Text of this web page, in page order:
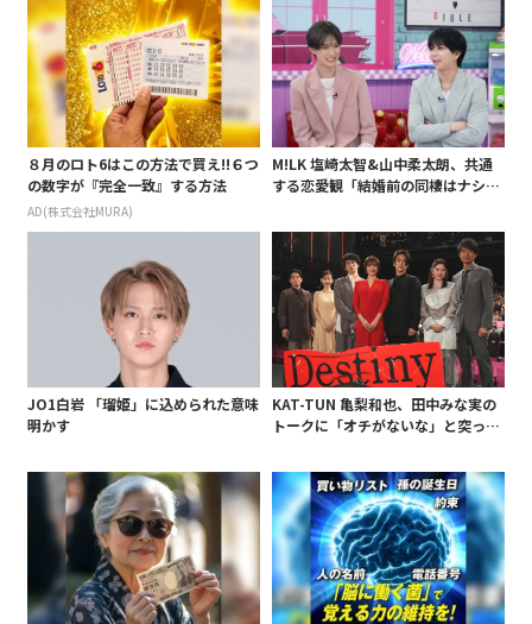
８月のロト6はこの方法で買え!!６つ
の数字が『完全一致』する方法
AD(株式会社MURA)
M!LK 塩崎太智&山中柔太朗、共通
する恋愛観「結婚前の同棲はナシ」
JO1白岩 「瑠姫」に込められた意味
明かす
KAT-TUN 亀梨和也、田中みな実の
トークに「オチがないな」と突っ込